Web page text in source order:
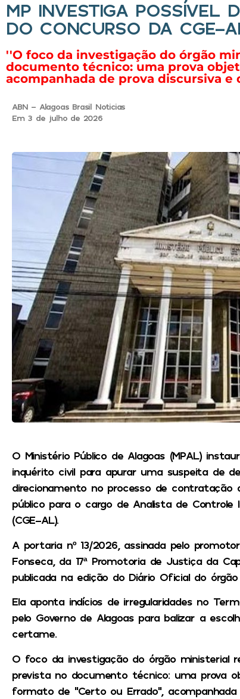
MP INVESTIGA POSSÍVEL
DO CONCURSO DA CGE-
''O foco da investigação do órgão
documento técnico: uma prova
acompanhada de prova discursiva e
ABN - Alagoas Brasil Noticias
Em 3 de julho de 2026
O Ministério Público de Alagoas (MPAL)
inquérito civil para apurar uma suspeita de
direcionamento no processo de contratação
público para o cargo de Analista de
(CGE-AL).
A portaria nº 13/2026, assinada pelo
Fonseca, da 17ª Promotoria de Justiça da
publicada na edição do Diário Oficial do
Ela aponta indícios de irregularidades no
pelo Governo de Alagoas para balizar a
certame.
O foco da investigação do órgão ministerial
prevista no documento técnico: uma prova
formato de “Certo ou Errado”,